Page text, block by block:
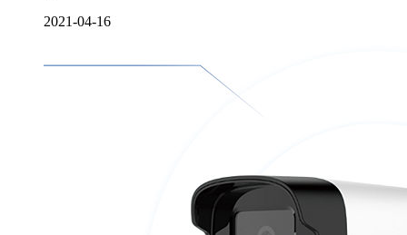
2021-04-16